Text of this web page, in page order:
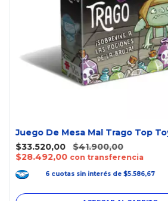
Juego De Mesa Mal Trago Top
$33.520,00
$41.900,00
$28.492,00 con transferencia
6 cuotas sin interés de $5.586,67